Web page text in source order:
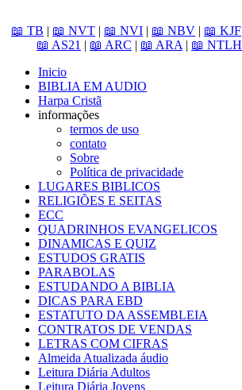
📖 TB | 📖 NVT | 📖 NVI | 📖 NBV | 📖 KJF
📖 AS21 | 📖 ARC | 📖 ARA | 📖 NTLH
Inicio
BIBLIA EM AUDIO
Harpa Cristã
informações
termos de uso
contato
Sobre
Política de privacidade
LUGARES BIBLICOS
RELIGIÕES E SEITAS
ECC
QUADRINHOS EVANGELICOS
DINAMICAS E QUIZ
ESTUDOS GRATIS
PARABOLAS
ESTUDANDO A BIBLIA
DICAS PARA EBD
ESTATUTO DA ASSEMBLEIA
CONTRATOS DE VENDAS
LETRAS COM CIFRAS
Almeida Atualizada áudio
Leitura Diária Adultos
Leitura Diária Jovens